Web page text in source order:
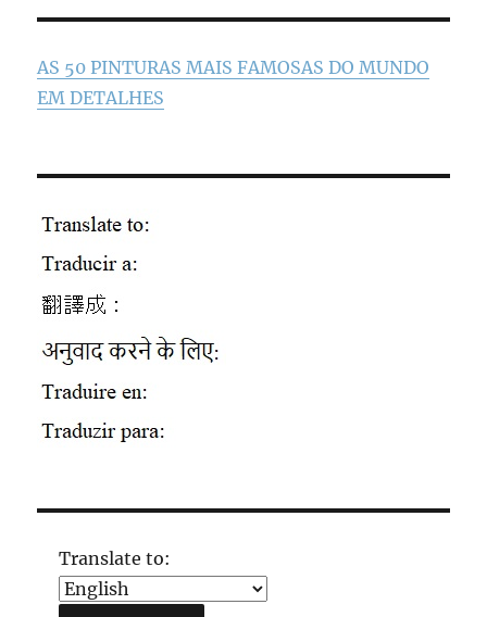
AS 50 PINTURAS MAIS FAMOSAS DO MUNDO
EM DETALHES
Translate to: